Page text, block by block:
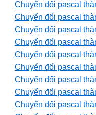
Chuyển đổi pascal
Chuyển đổi pascal
Chuyển đổi pascal
Chuyển đổi pascal
Chuyển đổi pascal
Chuyển đổi pascal
Chuyển đổi pascal
Chuyển đổi pascal
Chuyển đổi pascal